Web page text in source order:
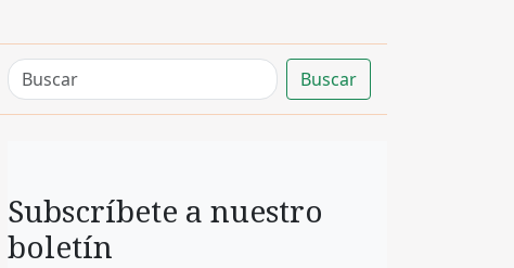
Buscar
Subscríbete a nuestro
boletín